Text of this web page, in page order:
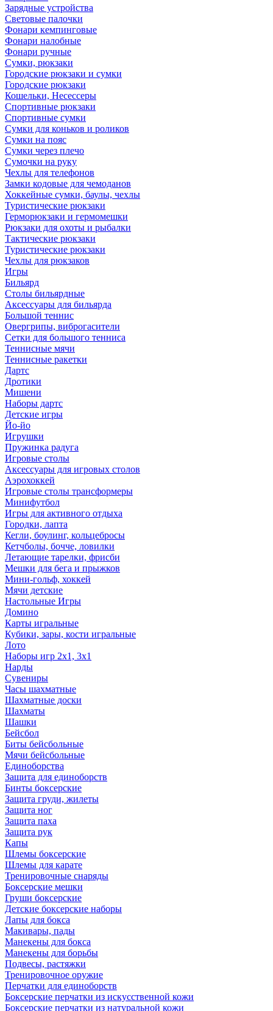
Зарядные устройства
Световые палочки
Фонари кемпинговые
Фонари налобные
Фонари ручные
Сумки, рюкзаки
Городские рюкзаки и сумки
Городские рюкзаки
Кошельки, Несессеры
Спортивные рюкзаки
Спортивные сумки
Сумки для коньков и роликов
Сумки на пояс
Сумки через плечо
Сумочки на руку
Чехлы для телефонов
Замки кодовые для чемоданов
Хоккейные сумки, баулы, чехлы
Туристические рюкзаки
Герморюкзаки и гермомешки
Рюкзаки для охоты и рыбалки
Тактические рюкзаки
Туристические рюкзаки
Чехлы для рюкзаков
Игры
Бильярд
Столы бильярдные
Аксессуары для бильярда
Большой теннис
Овергрипы, виброгасители
Сетки для большого тенниса
Теннисные мячи
Теннисные ракетки
Дартс
Дротики
Мишени
Наборы дартс
Детские игры
Йо-йо
Игрушки
Пружинка радуга
Игровые столы
Аксессуары для игровых столов
Аэрохоккей
Игровые столы трансформеры
Минифутбол
Игры для активного отдыха
Городки, лапта
Кегли, боулинг, кольцебросы
Кетчболы, бочче, ловилки
Летающие тарелки, фрисби
Мешки для бега и прыжков
Мини-гольф, хоккей
Мячи детские
Настольные Игры
Домино
Карты игральные
Кубики, зары, кости игральные
Лото
Наборы игр 2х1, 3х1
Нарды
Сувениры
Часы шахматные
Шахматные доски
Шахматы
Шашки
Бейсбол
Биты бейсбольные
Мячи бейсбольные
Единоборства
Защита для единоборств
Бинты боксерские
Защита груди, жилеты
Защита ног
Защита паха
Защита рук
Капы
Шлемы боксерские
Шлемы для карате
Тренировочные снаряды
Боксерские мешки
Груши боксерские
Детские боксерские наборы
Лапы для бокса
Макивары, пады
Манекены для бокса
Манекены для борьбы
Подвесы, растяжки
Тренировочное оружие
Перчатки для единоборств
Боксерские перчатки из искусственной кожи
Боксерские перчатки из натуральной кожи